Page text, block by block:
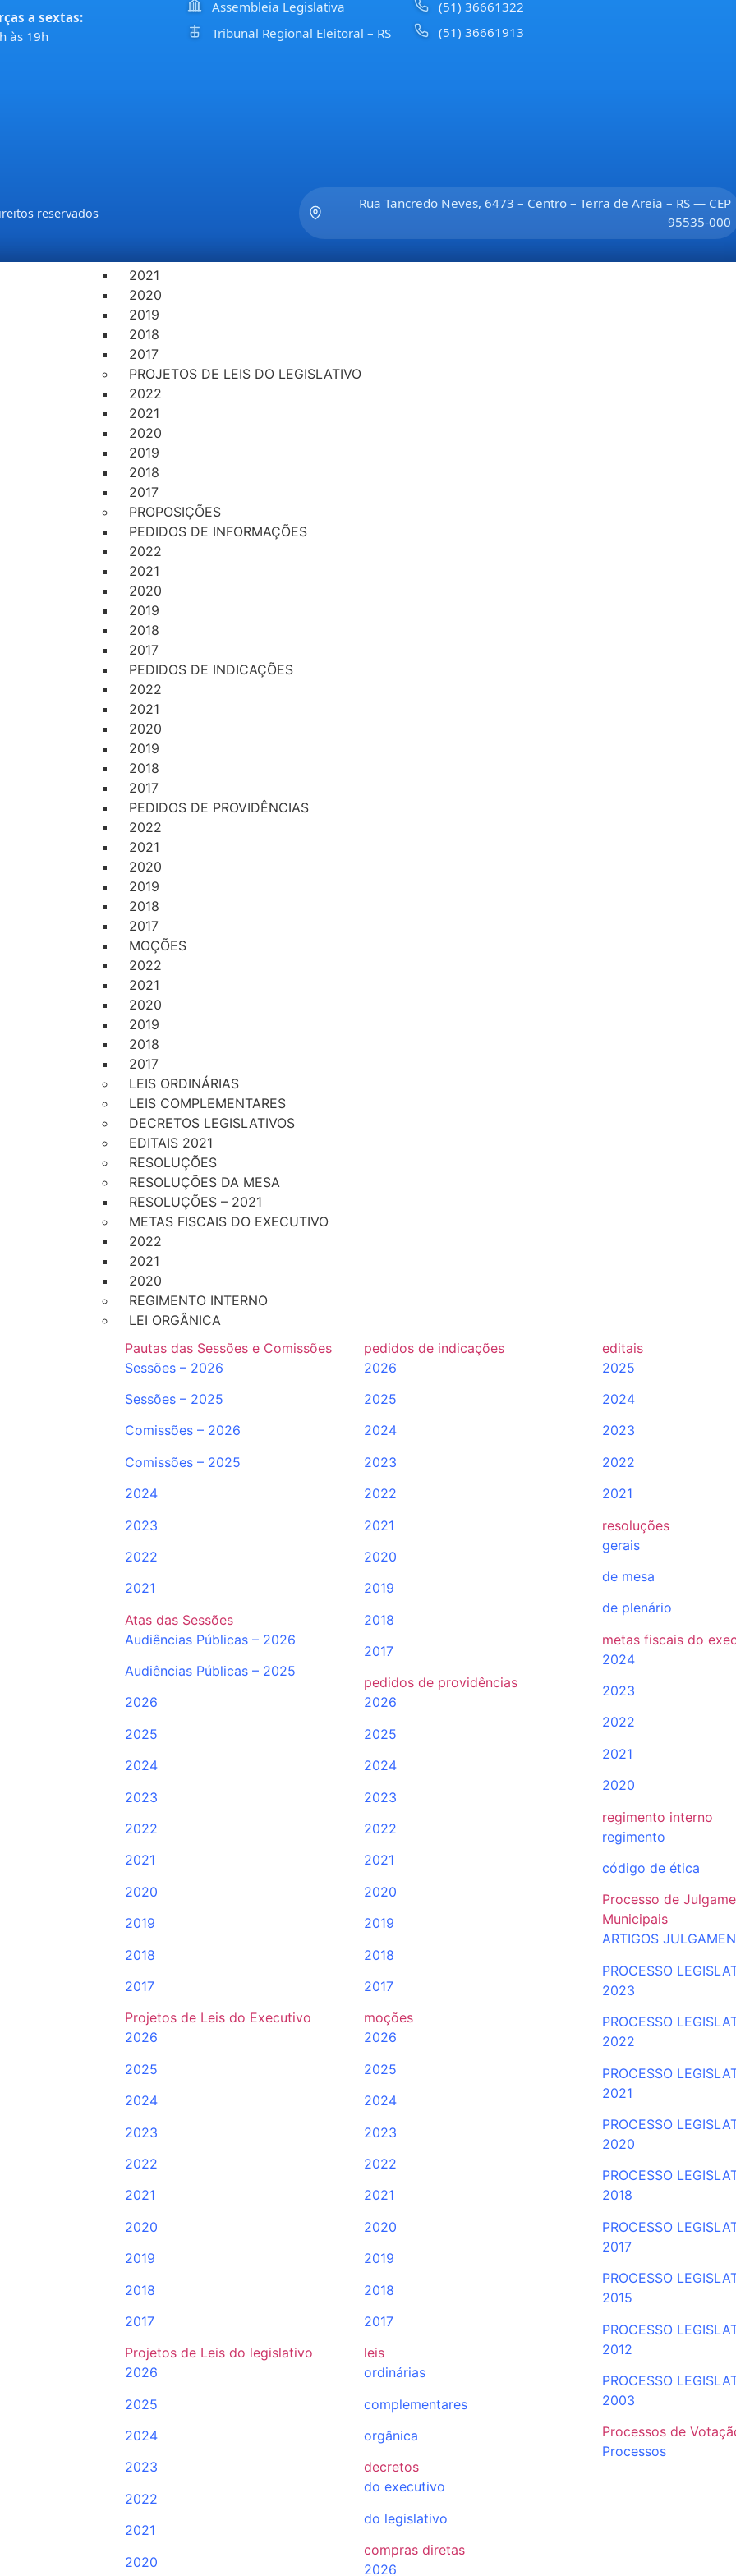
ATAS DE SESSÕES
PAUTAS DAS SESSÕES E COMISSÕES
PROJETOS DE LEIS DO EXECUTIVO
2021
2020
2019
2018
2017
PROJETOS DE LEIS DO LEGISLATIVO
2022
2021
2020
2019
2018
2017
PROPOSIÇÕES
PEDIDOS DE INFORMAÇÕES
2022
2021
2020
2019
2018
2017
PEDIDOS DE INDICAÇÕES
2022
2021
2020
2019
2018
2017
PEDIDOS DE PROVIDÊNCIAS
2022
2021
2020
2019
2018
2017
MOÇÕES
2022
2021
2020
2019
2018
2017
LEIS ORDINÁRIAS
LEIS COMPLEMENTARES
DECRETOS LEGISLATIVOS
EDITAIS 2021
RESOLUÇÕES
RESOLUÇÕES DA MESA
RESOLUÇÕES – 2021
METAS FISCAIS DO EXECUTIVO
2022
2021
2020
REGIMENTO INTERNO
LEI ORGÂNICA
Pautas das Sessões e Comissões
Sessões – 2026
Sessões – 2025
Comissões – 2026
Comissões – 2025
2024
2023
2022
2021
Atas das Sessões
Audiências Públicas – 2026
Audiências Públicas – 2025
2026
2025
2024
2023
2022
2021
2020
2019
2018
2017
Projetos de Leis do Executivo
2026
2025
2024
2023
2022
2021
2020
2019
2018
2017
Projetos de Leis do legislativo
2026
2025
2024
2023
2022
2021
2020
pedidos de indicações
2026
2025
2024
2023
2022
2021
2020
2019
2018
2017
pedidos de providências
2026
2025
2024
2023
2022
2021
2020
2019
2018
2017
moções
2026
2025
2024
2023
2022
2021
2020
2019
2018
2017
leis
ordinárias
complementares
orgânica
decretos
do executivo
do legislativo
compras diretas
2026
editais
2025
2024
2023
2022
2021
resoluções
gerais
de mesa
de plenário
metas fiscais do
2024
2023
2022
2021
2020
regimento interno
regimento
código de ética
Processo de
Municipais
ARTIGOS
PROCESSO
2023
PROCESSO
2022
PROCESSO
2021
PROCESSO
2020
PROCESSO
2018
PROCESSO
2017
PROCESSO
2015
PROCESSO
2012
PROCESSO
2003
Processos de
Processos
a sextas:
às 19h
Assembleia Legislativa
Tribunal Regional Eleitoral – RS
(51) 36661322
(51) 36661913
reservados
Rua Tancredo Neves, 6473 – Centro – Terra de Areia – RS — CEP
95535-000